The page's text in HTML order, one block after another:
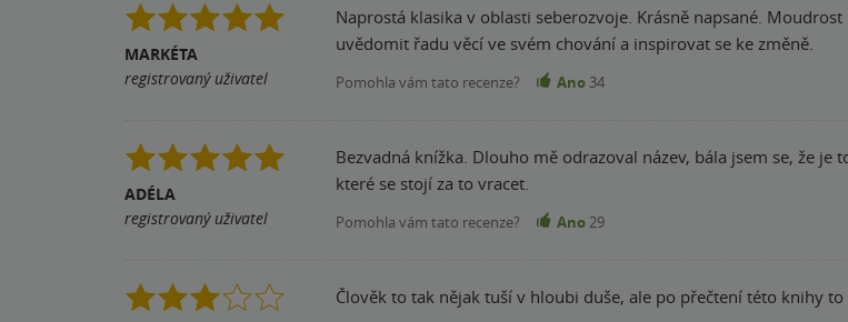
MARKÉTA
registrovaný uživatel
Naprostá klasika v oblasti seberozvoje. Krásně napsané.
uvědomit řadu věcí ve svém chování a inspirovat se ke změně.
Pomohla vám tato recenze? Ano 34
ADÉLA
registrovaný uživatel
Bezvadná knížka. Dlouho mě odrazoval název, bála jsem se, že
které se stojí za to vracet.
Pomohla vám tato recenze? Ano29
Člověk to tak nějak tuší v hloubi duše, ale po přečtení této knihy